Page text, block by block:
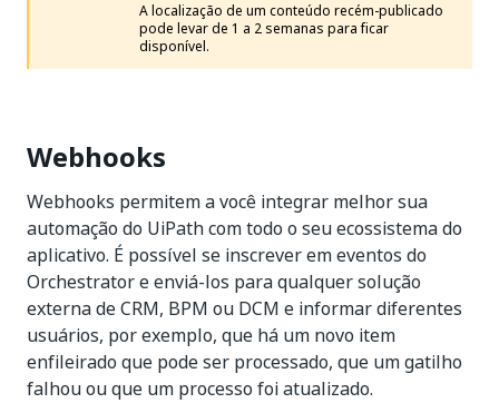
A localização de um conteúdo recém-publicado
pode levar de 1 a 2 semanas para ficar
disponível.
Webhooks
Webhooks permitem a você integrar melhor sua
automação do UiPath com todo o seu ecossistema do
aplicativo. É possível se inscrever em eventos do
Orchestrator e enviá-los para qualquer solução
externa de CRM, BPM ou DCM e informar diferentes
usuários, por exemplo, que há um novo item
enfileirado que pode ser processado, que um gatilho
falhou ou que um processo foi atualizado.